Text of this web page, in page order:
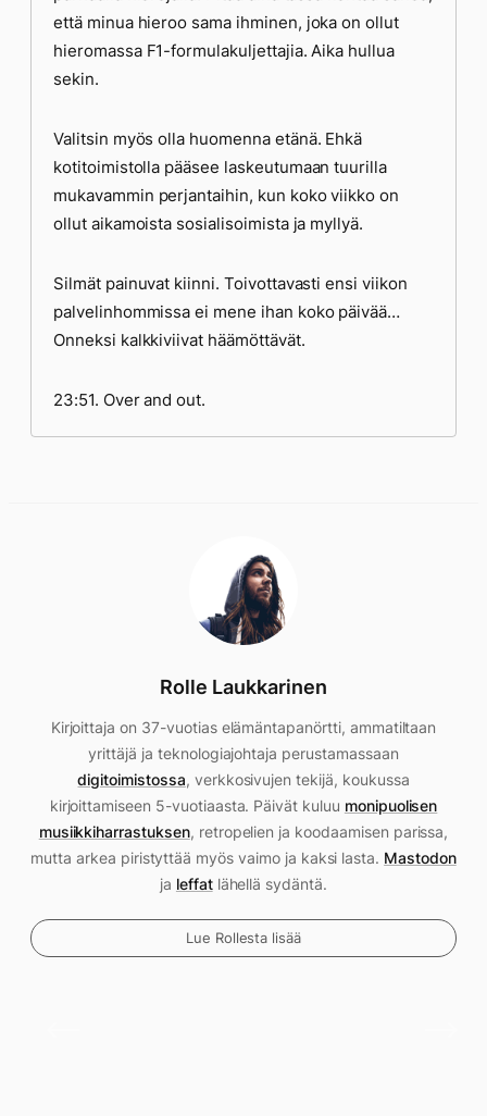
että minua hieroo sama ihminen, joka on ollut
hieromassa F1-formulakuljettajia. Aika hullua
sekin.
Valitsin myös olla huomenna etänä. Ehkä
kotitoimistolla pääsee laskeutumaan tuurilla
mukavammin perjantaihin, kun koko viikko on
ollut aikamoista sosialisoimista ja myllyä.
Silmät painuvat kiinni. Toivottavasti ensi viikon
palvelinhommissa ei mene ihan koko päivää…
Onneksi kalkkiviivat häämöttävät.
23:51. Over and out.
Rolle Laukkarinen
Kirjoittaja on 37-vuotias elämäntapanörtti, ammatiltaan
yrittäjä ja teknologiajohtaja perustamassaan
digitoimistossa, verkkosivujen tekijä, koukussa
kirjoittamiseen 5-vuotiaasta. Päivät kuluu monipuolisen
musiikkiharrastuksen, retropelien ja koodaamisen parissa,
mutta arkea piristyttää myös vaimo ja kaksi lasta. Mastodon
ja leffatlähellä sydäntä.
Lue Rollesta lisää